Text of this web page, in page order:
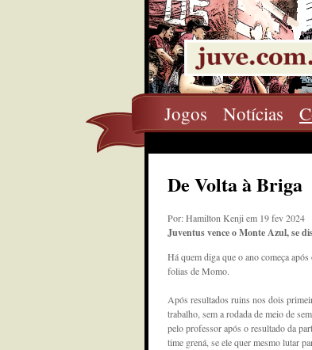
Jogos Notícias
De Volta à Briga
Por: Hamilton Kenji em 19 fev 2024
Juventus vence o Monte Azul, se
Há quem diga que o ano começa
folias de Momo.
Após resultados ruins nos dois
trabalho, sem a rodada de meio de
pelo professor após o resultado da
time grená, se ele quer mesmo lutar